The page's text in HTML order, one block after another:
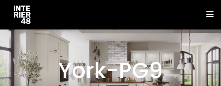
York-PG9